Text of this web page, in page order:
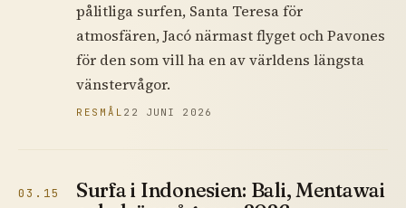
pålitliga surfen, Santa Teresa för
atmosfären, Jacó närmast flyget och Pavones
för den som vill ha en av världens längsta
vänstervågor.
RESMÅL 22 JUNI 2026
03.15
Surfa i Indonesien: Bali, Mentawai